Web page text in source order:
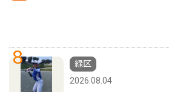
8
緑区
2026.08.04